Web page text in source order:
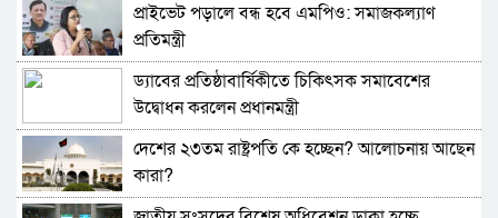
প্রাইভেট পড়ালে বন্ধ হবে এমপিও: সমাজকল্যাণ
প্রতিমন্ত্রী
ড্যাবের প্রতিষ্ঠাবার্ষিকীতে চিকিৎসক সমাবেশের
উদ্বোধন করলেন প্রধানমন্ত্রী
দেশের ২৩তম রাষ্ট্রপতি কে হচ্ছেন? আলোচনায় আছেন
কারা?